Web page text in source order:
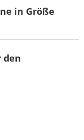
in Größe
den